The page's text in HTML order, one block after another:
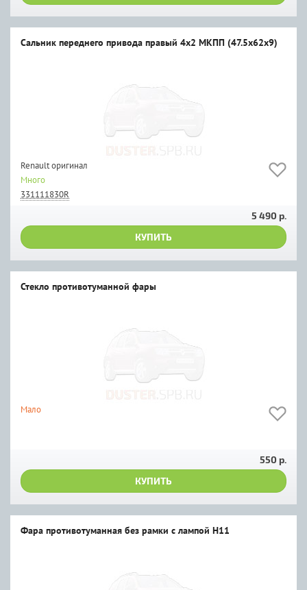
Сальник переднего привода правый 4х2 МКПП (47.5х62х9)
Renault оригинал
Много
331111830R
5 490 р.
КУПИТЬ
Стекло противотуманной фары
Мало
550 р.
КУПИТЬ
Фара противотуманная без рамки с лампой H11